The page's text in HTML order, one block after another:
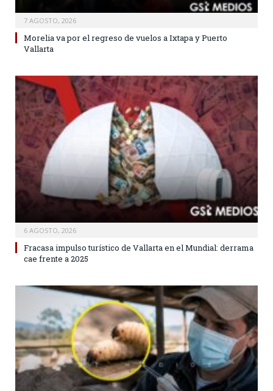
7 AGOSTO, 2026
Morelia va por el regreso de vuelos a Ixtapa y Puerto
Vallarta
6 AGOSTO, 2026
Fracasa impulso turístico de Vallarta en el Mundial: derrama
cae frente a 2025